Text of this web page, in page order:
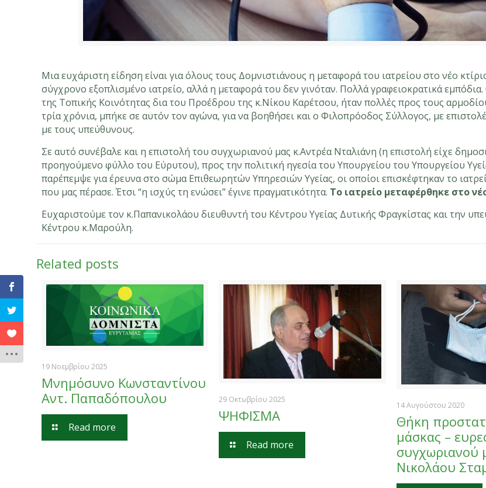
Μια ευχάριστη είδηση είναι για όλους τους Δομνιστιάνους η μεταφορά του ιατρείου στο νέο
σύγχρονο εξοπλισμένο ιατρείο, αλλά η μεταφορά του δεν γινόταν. Πολλά γραφειοκρατικά εμπόδια.
της Τοπικής Κοινότητας δια του Προέδρου της κ.Νίκου Καρέτσου, ήταν πολλές προς τους
τρία χρόνια, μπήκε σε αυτόν τον αγώνα, για να βοηθήσει και ο Φιλοπρόοδος Σύλλογος, με
με τους υπεύθυνους.
Σε αυτό συνέβαλε και η επιστολή του συγχωριανού μας κ.Αντρέα Νταλιάνη (η επιστολή είχε
προηγούμενο φύλλο του Εύρυτου), προς την πολιτική ηγεσία του Υπουργείου του Υπουργείου
παρέπεμψε για έρευνα στο σώμα Επιθεωρητών Υπηρεσιών Υγείας, οι οποίοι επισκέφτηκαν το
που μας πέρασε. Έτσι “η ισχύς τη ενώσει” έγινε πραγματικότητα. Το ιατρείο μεταφέρθηκε στο
Ευχαριστούμε τον κ.Παπανικολάου διευθυντή του Κέντρου Υγείας Δυτικής Φραγκίστας και την
Κέντρου κ.Μαρούλη.
Related posts
19 Νοεμβρίου 2025
Μνημόσυνο Κωνσταντίνου
Αντ. Παπαδόπουλου
Read more
29 Οκτωβρίου 2025
ΨΗΦΙΣΜΑ
Read more
14 Αυγούστου 2020
Θήκη
μάσκας –
συγχωριανού
Νικολάου